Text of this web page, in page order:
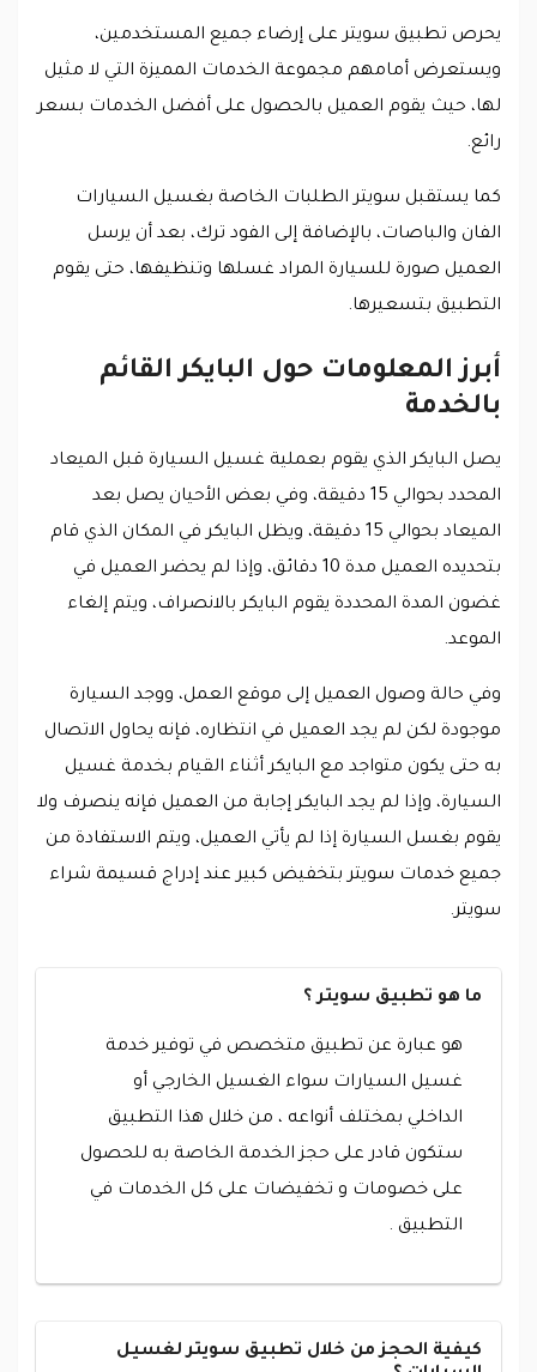
يحرص تطبيق سويتر على إرضاء جميع المستخدمين،
ويستعرض أمامهم مجموعة الخدمات المميزة التي لا مثيل
لها، حيث يقوم العميل بالحصول على أفضل الخدمات بسعر
رائع.
كما يستقبل سويتر الطلبات الخاصة بغسيل السيارات
الفان والباصات، بالإضافة إلى الفود ترك، بعد أن يرسل
العميل صورة للسيارة المراد غسلها وتنظيفها، حتى يقوم
التطبيق بتسعيرها.
أبرز المعلومات حول البايكر القائم
بالخدمة
يصل البايكر الذي يقوم بعملية غسيل السيارة قبل الميعاد
المحدد بحوالي 15 دقيقة، وفي بعض الأحيان يصل بعد
الميعاد بحوالي 15 دقيقة، ويظل البايكر في المكان الذي قام
بتحديده العميل مدة 10 دقائق، وإذا لم يحضر العميل في
غضون المدة المحددة يقوم البايكر بالانصراف، ويتم إلغاء
الموعد.
وفي حالة وصول العميل إلى موقع العمل، ووجد السيارة
موجودة لكن لم يجد العميل في انتظاره، فإنه يحاول الاتصال
به حتى يكون متواجد مع البايكر أثناء القيام بخدمة غسيل
السيارة، وإذا لم يجد البايكر إجابة من العميل فإنه ينصرف ولا
يقوم بغسل السيارة إذا لم يأتي العميل، ويتم الاستفادة من
جميع خدمات سويتر بتخفيض كبير عند إدراج قسيمة شراء
سويتر.
ما هو تطبيق سويتر ؟
هو عبارة عن تطبيق متخصص في توفير خدمة
غسيل السيارات سواء الغسيل الخارجي أو
الداخلي بمختلف أنواعه ، من خلال هذا التطبيق
ستكون قادر على حجز الخدمة الخاصة به للحصول
على خصومات و تخفيضات على كل الخدمات في
التطبيق .
كيفية الحجز من خلال تطبيق سويتر لغسيل